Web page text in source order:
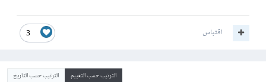
3 اقتباس
الترتيب حسب التقييم الترتيب حسب التاريخ